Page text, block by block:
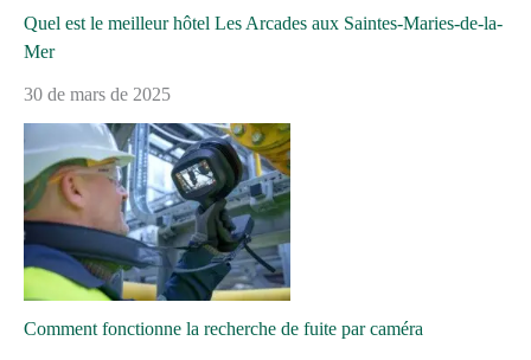
Quel est le meilleur hôtel Les Arcades aux Saintes-Maries-de-la-
Mer
30 de mars de 2025
Comment fonctionne la recherche de fuite par caméra